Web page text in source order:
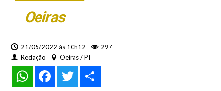
Oeiras
21/05/2022 ás 10h12
297
Redação
Oeiras / PI
WhatsAppFacebookTwitter